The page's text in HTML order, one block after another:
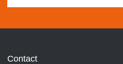
Contact